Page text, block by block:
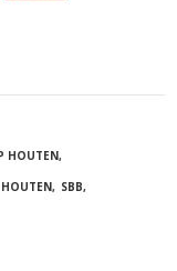
HOUTEN
HOUTEN
SBB